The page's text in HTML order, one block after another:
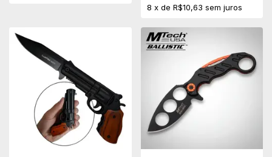
8 x de R$10,63 sem juros